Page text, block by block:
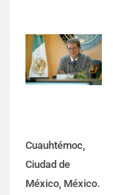
Cuauhtémoc,
Ciudad de
México, México.